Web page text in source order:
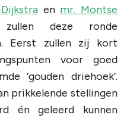
en mr. Montse
deze ronde
Eerst zullen zij kort
voor goed
‘gouden driehoek’.
prikkelende stellingen
én geleerd kunnen